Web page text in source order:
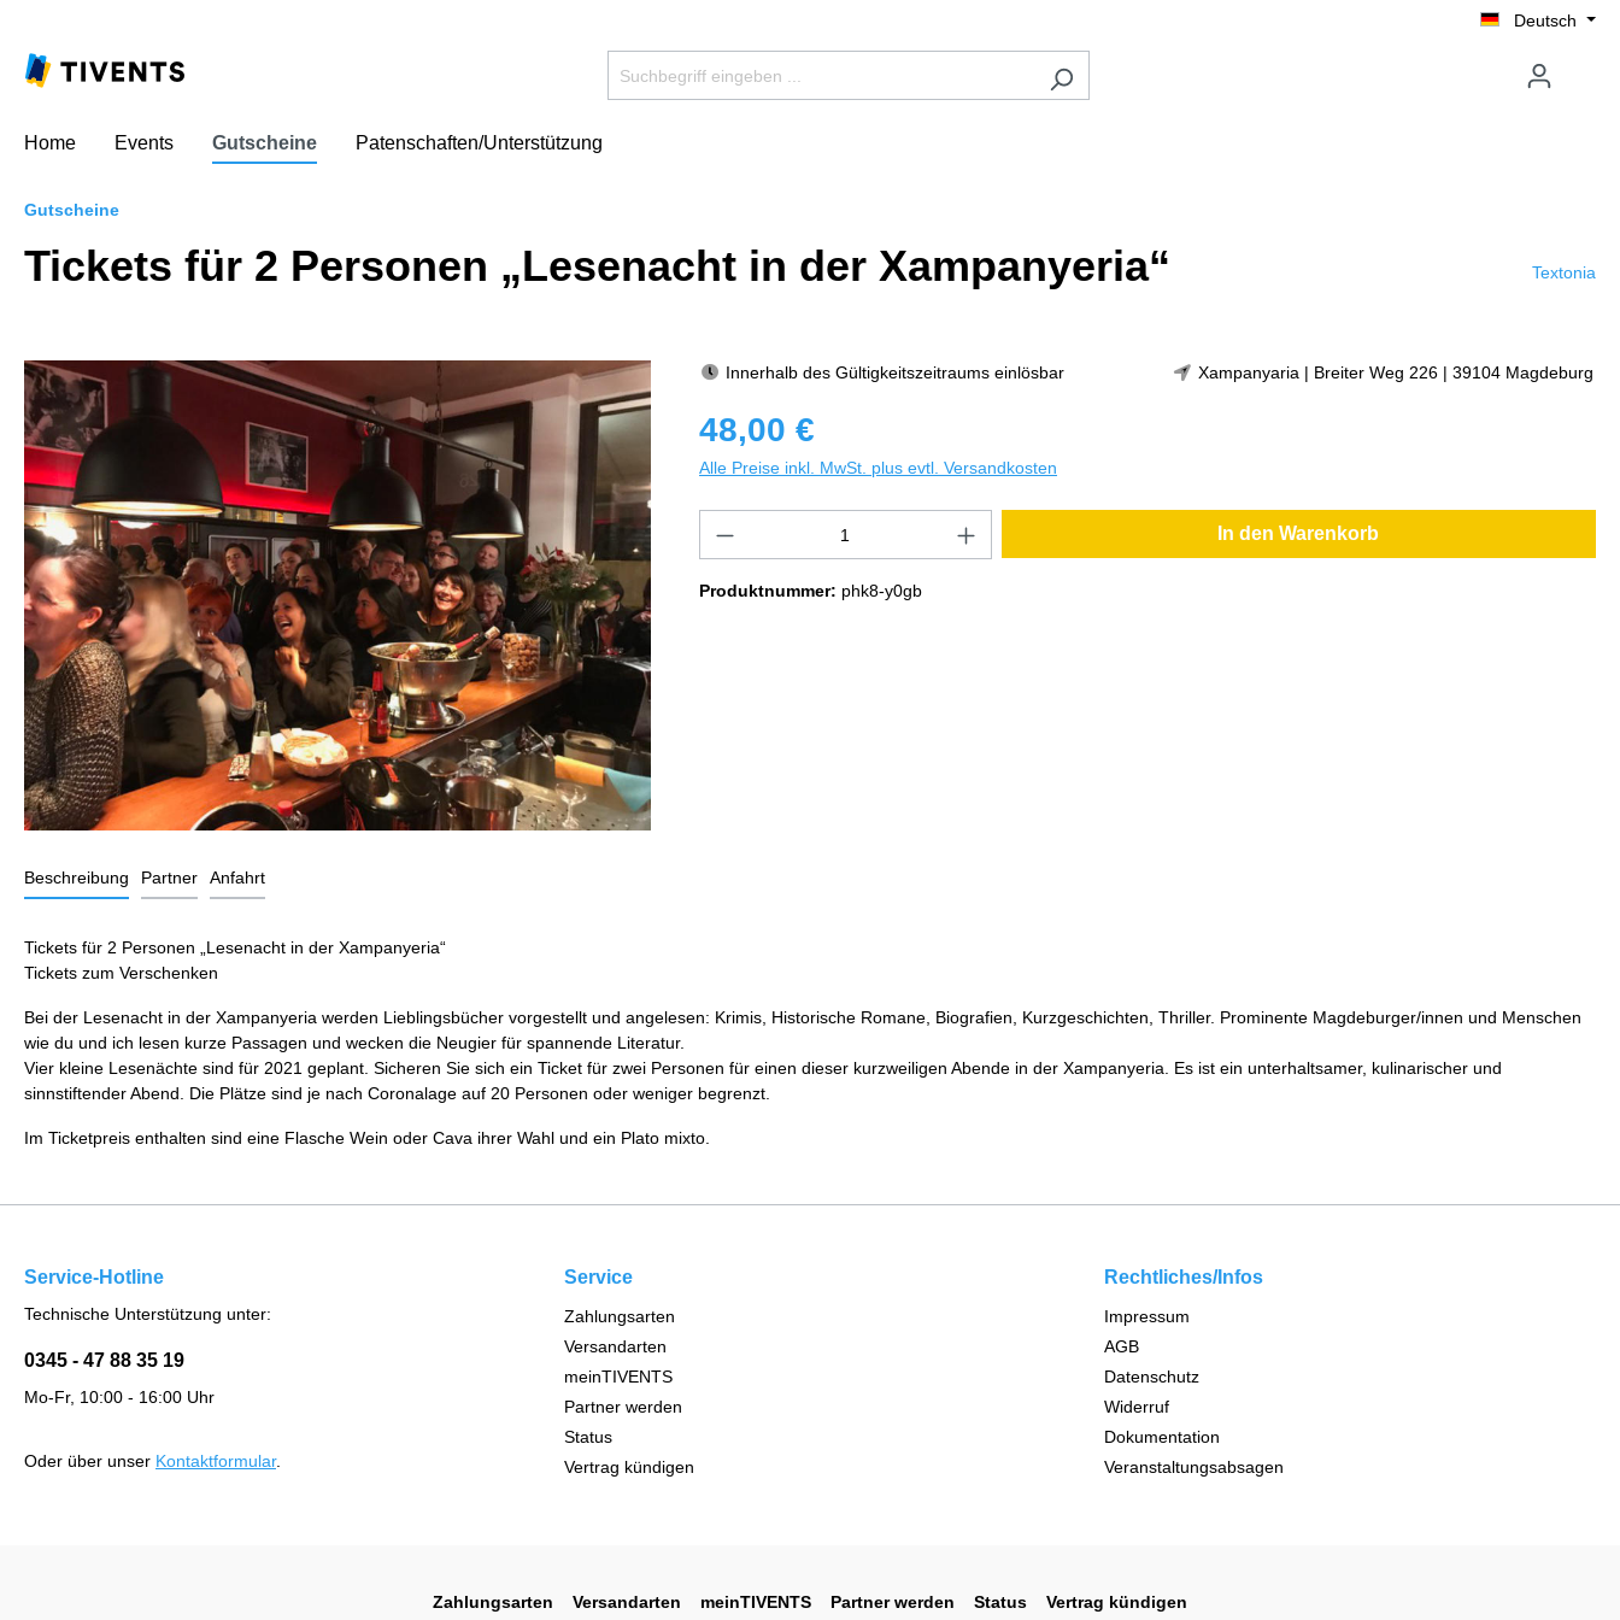
Deutsch
Home Events Gutscheine Patenschaften/Unterstützung
Gutscheine
Tickets für 2 Personen „Lesenacht in der Xampanyeria“ Textonia
Innerhalb des Gültigkeitszeitraums einlösbar Xampanyaria | Breiter Weg 226 | 39104 Magdeburg
48,00 €
Alle Preise inkl. MwSt. plus evtl. Versandkosten
In den Warenkorb
Produktnummer: phk8-y0gb
Beschreibung Partner Anfahrt
Tickets für 2 Personen „Lesenacht in der Xampanyeria“
Tickets zum Verschenken
Bei der Lesenacht in der Xampanyeria werden Lieblingsbücher vorgestellt und angelesen: Krimis, Historische Romane, Biografien, Kurzgeschichten, Thriller. Prominente Magdeburger/innen und Menschen
wie du und ich lesen kurze Passagen und wecken die Neugier für spannende Literatur.
Vier kleine Lesenächte sind für 2021 geplant. Sicheren Sie sich ein Ticket für zwei Personen für einen dieser kurzweiligen Abende in der Xampanyeria. Es ist ein unterhaltsamer, kulinarischer und
sinnstiftender Abend. Die Plätze sind je nach Coronalage auf 20 Personen oder weniger begrenzt.
Im Ticketpreis enthalten sind eine Flasche Wein oder Cava ihrer Wahl und ein Plato mixto.
Service-Hotline
Technische Unterstützung unter:
0345 - 47 88 35 19
Mo-Fr, 10:00 - 16:00 Uhr
Oder über unser Kontaktformular.
Service
Zahlungsarten
Versandarten
meinTIVENTS
Partner werden
Status
Vertrag kündigen
Rechtliches/Infos
Impressum
AGB
Datenschutz
Widerruf
Dokumentation
Veranstaltungsabsagen
Zahlungsarten Versandarten meinTIVENTS Partner werden Status Vertrag kündigen